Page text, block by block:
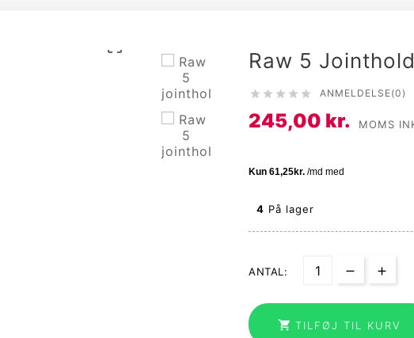

Raw 5
     ANMELDELSE(0)
245,00 kr. MOMS
4 På lager
ANTAL:
 TILFØJ TIL KURV